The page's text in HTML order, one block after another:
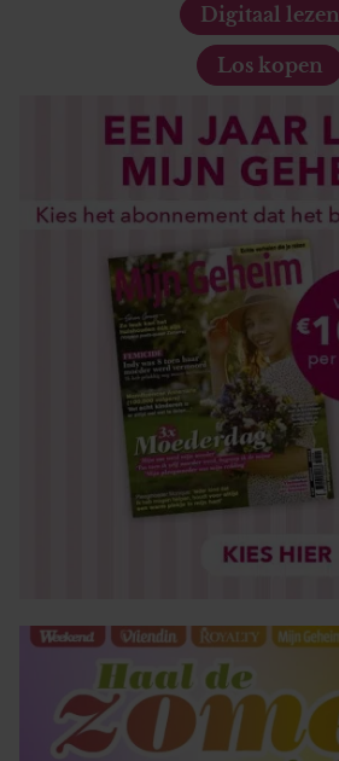
Digitaal lezen
Los kopen